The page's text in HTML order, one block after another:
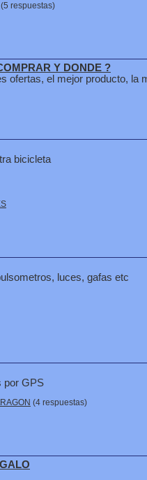
(5 respuestas)
Y DONDE ?
ofertas, el mejor producto, la
bicicleta
luces, gafas etc
por GPS
(4 respuestas)